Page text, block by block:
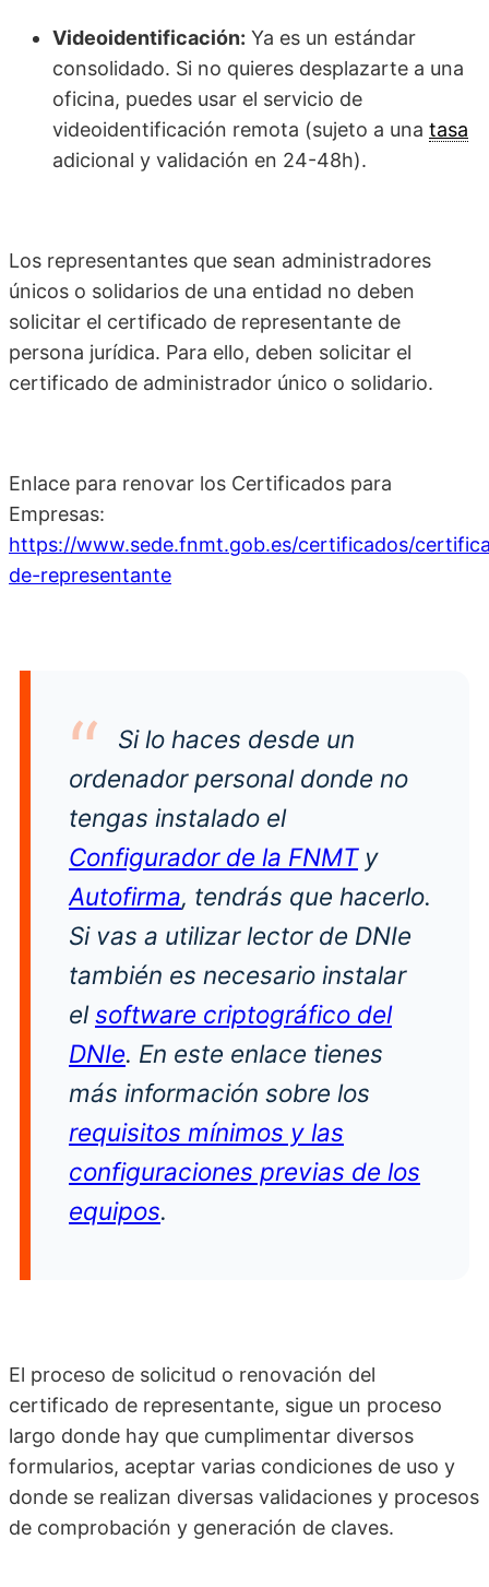
Videoidentificación: Ya es un estándar
consolidado. Si no quieres desplazarte a una
oficina, puedes usar el servicio de
videoidentificación remota (sujeto a una tasa
adicional y validación en 24-48h).
Los representantes que sean administradores
únicos o solidarios de una entidad no deben
solicitar el certificado de representante de
persona jurídica. Para ello, deben solicitar el
certificado de administrador único o solidario.
Enlace para renovar los Certificados para
Empresas:
https://www.sede.fnmt.gob.es/certificados/
de-representante
Si lo haces desde un
ordenador personal donde no
tengas instalado el
Configurador de la FNMTy
Autofirma, tendrás que hacerlo.
Si vas a utilizar lector de DNIe
también es necesario instalar
elsoftware criptográfico del
DNIe. En este enlace tienes
más información sobre los
requisitos mínimos y las
configuraciones previas de los
equipos.
El proceso de solicitud o renovación del
certificado de representante, sigue un proceso
largo donde hay que cumplimentar diversos
formularios, aceptar varias condiciones de uso y
donde se realizan diversas validaciones y procesos
de comprobación y generación de claves.